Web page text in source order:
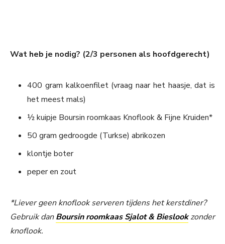
Wat heb je nodig? (2/3 personen als hoofdgerecht)
400 gram kalkoenfilet (vraag naar het haasje, dat is
het meest mals)
½ kuipje Boursin roomkaas Knoflook & Fijne Kruiden*
50 gram gedroogde (Turkse) abrikozen
klontje boter
peper en zout
*Liever geen knoflook serveren tijdens het kerstdiner?
Gebruik danBoursin roomkaas Sjalot & Bieslookzonder
knoflook.